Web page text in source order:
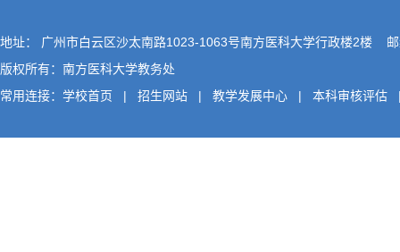
地址： 广州市白云区沙太南路1023-1063号南方医科大学行政楼2楼
版权所有：南方医科大学教务处
常用连接： 学校首页 | 招生网站 | 教学发展中心 | 本科审核评估